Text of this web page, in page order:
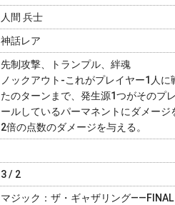
人間 兵士
神話レア
先制攻撃、トランプル、絆魂
ノックアウト-これがプレイヤー1人
たのターンまで、発生源1つがそのプ
ールしているパーマネントにダメー
2倍の点数のダメージを与える。
3 / 2
マジック：ザ・ギャザリング——FINAL